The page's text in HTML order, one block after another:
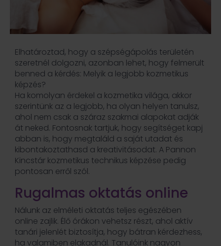
Elhatároztad, hogy a szépségápolás területén
szeretnél dolgozni, azonban lehet, hogy felmerült
benned a kérdés: Melyik a legjobb kozmetikus
képzés?
Ha komolyan érdekel a kozmetika világa, akkor
szerintünk az a legjobb, ha olyan helyen tanulsz,
ahol nem csak a száraz szakmai alapokat adják
át neked. Fontosnak tartjuk, hogy segítséget kapj
abban is, hogy megtaláld a saját utadat és
kibontakoztathasd a kreativitásodat. A Pannon
Kincstár kozmetikus technikus képzése pedig
pontosan erről szól.
Rugalmas oktatás online
Nálunk az elméleti oktatás teljes egészében
online zajlik. Élő órákon vehetsz részt, ahol aktív
tanári jelenlét biztosítja, hogy bátran kérdezhess,
ha valamiben elakadnál. Tanulóink nagyon